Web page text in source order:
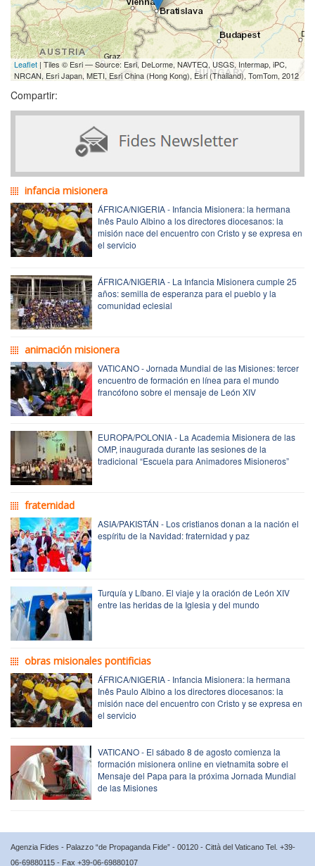
Leaflet | Tiles © Esri — Source: Esri, DeLorme, NAVTEQ, USGS, Intermap, iPC,
NRCAN, Esri Japan, METI, Esri China (Hong Kong), Esri (Thailand), TomTom, 2012
Compartir:
infancia misionera
ÁFRICA/NIGERIA - Infancia Misionera: la hermana
Inês Paulo Albino a los directores diocesanos: la
misión nace del encuentro con Cristo y se expresa en
el servicio
ÁFRICA/NIGERIA - La Infancia Misionera cumple 25
años: semilla de esperanza para el pueblo y la
comunidad eclesial
animación misionera
VATICANO - Jornada Mundial de las Misiones: tercer
encuentro de formación en línea para el mundo
francófono sobre el mensaje de León XIV
EUROPA/POLONIA - La Academia Misionera de las
OMP, inaugurada durante las sesiones de la
tradicional “Escuela para Animadores Misioneros”
fraternidad
ASIA/PAKISTÁN - Los cristianos donan a la nación el
espíritu de la Navidad: fraternidad y paz
Turquía y Líbano. El viaje y la oración de León XIV
entre las heridas de la Iglesia y del mundo
obras misionales pontificias
ÁFRICA/NIGERIA - Infancia Misionera: la hermana
Inês Paulo Albino a los directores diocesanos: la
misión nace del encuentro con Cristo y se expresa en
el servicio
VATICANO - El sábado 8 de agosto comienza la
formación misionera online en vietnamita sobre el
Mensaje del Papa para la próxima Jornada Mundial
de las Misiones
Agenzia Fides - Palazzo “de Propaganda Fide” - 00120 - Città del Vaticano Tel. +39-
06-69880115 - Fax +39-06-69880107